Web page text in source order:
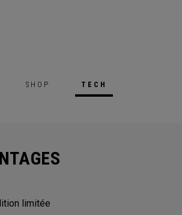
SHOP TECH
limitée